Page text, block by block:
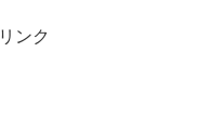
ンク